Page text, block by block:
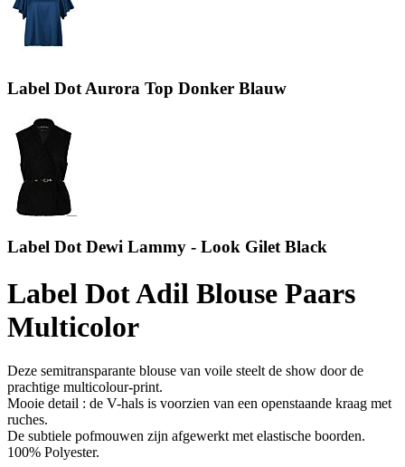
Label Dot Aurora Top Donker Blauw
Label Dot Dewi Lammy - Look Gilet Black
Label Dot Adil Blouse Paars
Multicolor
Deze semitransparante blouse van voile steelt de show door de
prachtige multicolour-print.
Mooie detail : de V-hals is voorzien van een openstaande kraag met
ruches.
De subtiele pofmouwen zijn afgewerkt met elastische boorden.
100% Polyester.